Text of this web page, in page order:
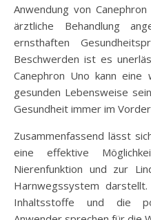
Anwendung von
ärztliche Behandlung
ernsthaften
Beschwerden ist es
Canephron Uno kann
gesunden Lebensweise
Gesundheit immer im
Zusammenfassend lässt
eine effektive
Nierenfunktion und zur
Harnwegssystem
Inhaltsstoffe und die